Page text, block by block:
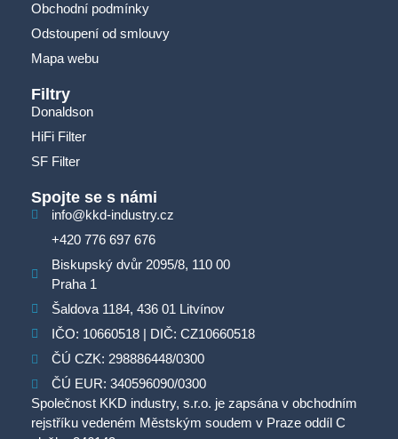
Obchodní podmínky
Odstoupení od smlouvy
Mapa webu
Filtry
Donaldson
HiFi Filter
SF Filter
Spojte se s námi
info@kkd-industry.cz
+420 776 697 676
Biskupský dvůr 2095/8, 110 00
Praha 1
Šaldova 1184, 436 01 Litvínov
IČO: 10660518 | DIČ: CZ10660518
ČÚ CZK: 298886448/0300
ČÚ EUR: 340596090/0300
Společnost KKD industry, s.r.o. je zapsána v obchodním
rejstříku vedeném Městským soudem v Praze oddíl C